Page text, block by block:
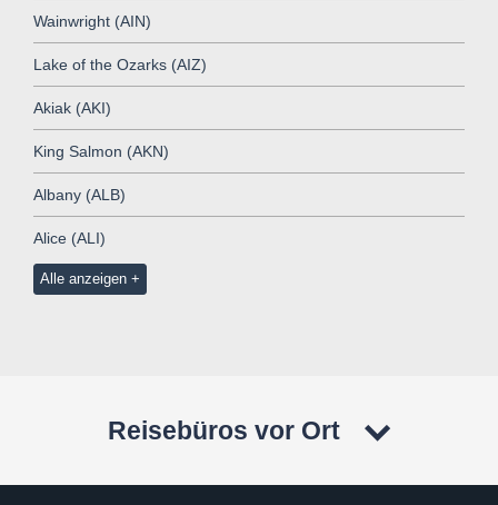
Wainwright (AIN)
Lake of the Ozarks (AIZ)
Akiak (AKI)
King Salmon (AKN)
Albany (ALB)
Alice (ALI)
Alle anzeigen
Reisebüros vor Ort